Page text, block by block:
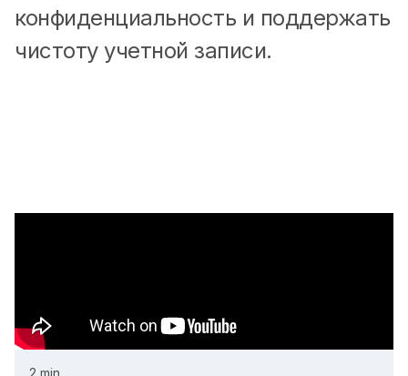
конфиденциальность и поддержать
чистоту учетной записи.